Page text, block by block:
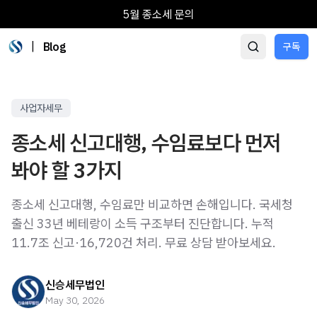
5월 종소세 문의
Blog 구독
사업자세무
종소세 신고대행, 수임료보다 먼저
봐야 할 3가지
종소세 신고대행, 수임료만 비교하면 손해입니다. 국세청
출신 33년 베테랑이 소득 구조부터 진단합니다. 누적
11.7조 신고·16,720건 처리. 무료 상담 받아보세요.
신승세무법인
May 30, 2026